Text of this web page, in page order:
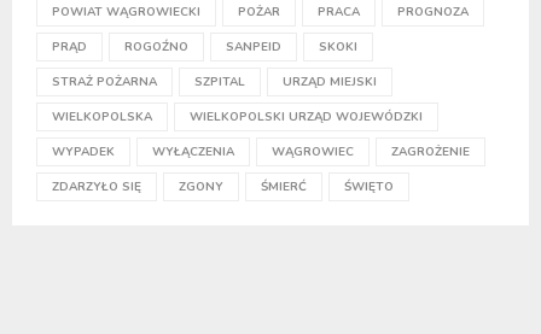
POWIAT WĄGROWIECKI POŻAR PRACA PROGNOZA
PRĄD ROGOŹNO SANPEID SKOKI
STRAŻ POŻARNA SZPITAL URZĄD MIEJSKI
WIELKOPOLSKA WIELKOPOLSKI URZĄD WOJEWÓDZKI
WYPADEK WYŁĄCZENIA WĄGROWIEC ZAGROŻENIE
ZDARZYŁO SIĘ ZGONY ŚMIERĆ ŚWIĘTO